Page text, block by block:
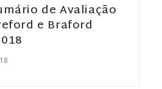
de Avaliação
e Braford